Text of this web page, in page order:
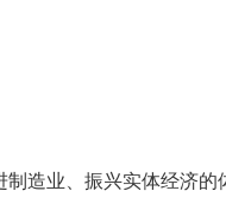
业、振兴实体经济的